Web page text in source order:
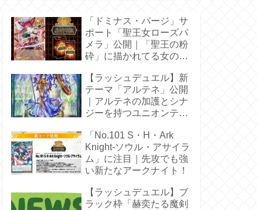
「ドミナス・パージ」サ
ポート「聖王女ローズパ
メラ」公開｜「聖王の粉
砕」に描かれてる女の子
【ラッシュデュエル】新
テーマ「アルテネ」公開
｜アルテネの加護とシナ
ジーを持つユニオンテー
「No.101 S・H・Ark
Knight-ソウル・アサイラ
ム」に注目｜先攻でも強
い新たなアークナイト！
【ラッシュデュエル】ブ
ラック枠「赫奕たる魔剣